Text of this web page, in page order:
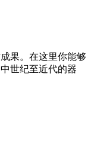
果。在这里你能够
世纪至近代的器